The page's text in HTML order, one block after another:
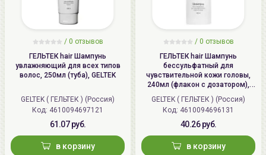
/ 0 отзывов
ГЕЛЬТЕК hair Шампунь
увлажняющий для всех типов
волос, 250мл (туба), GELTEK
GELTEK ( ГЕЛЬТЕК ) (Россия)
Код: 4610094697121
61.07 руб.
в корзину
/ 0 отзывов
ГЕЛЬТЕК hair Шампунь
бессульфатный для
чувствительной кожи головы,
240мл (флакон с дозатором),
GELTEK ( ГЕЛЬТЕК ) (Россия)
Код: 4610094696131
40.26 руб.
в корзину